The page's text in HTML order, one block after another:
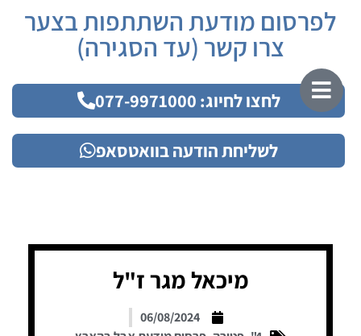
לפרסום מודעת השתתפות בצער
צרו קשר (עד הסגירה)
לחצו לחיוג: 077-9971000
לשליחת הודעה בוואטסאפ
מיכאל מגר ז"ל
06/08/2024